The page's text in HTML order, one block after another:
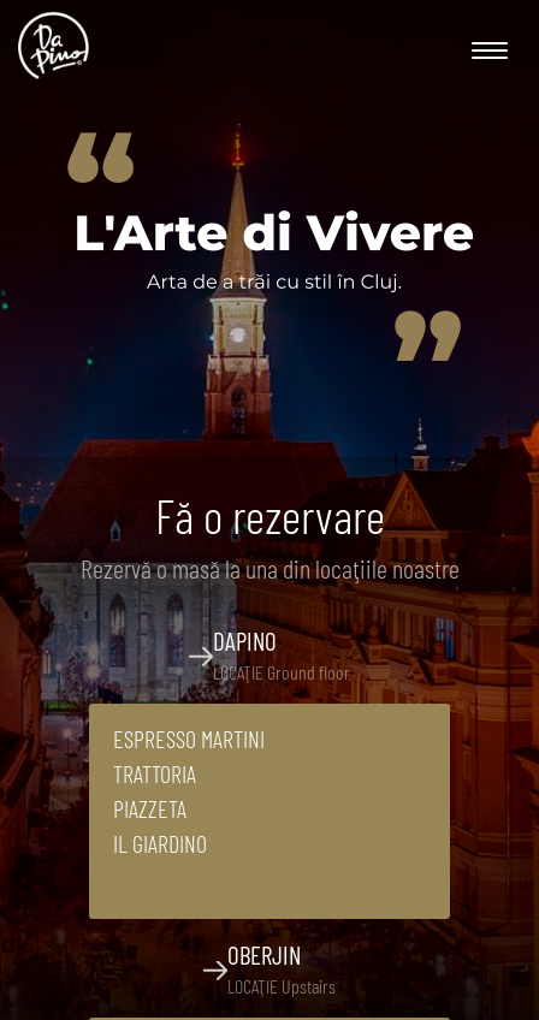
Toggle
Fă o rezervare
Rezervă o masă la una din locaţiile noastre
DAPINO
LOCAŢIE Ground floor
ESPRESSO MARTINI
TRATTORIA
PIAZZETA
IL GIARDINO
OBERJIN
LOCAŢIE Upstairs